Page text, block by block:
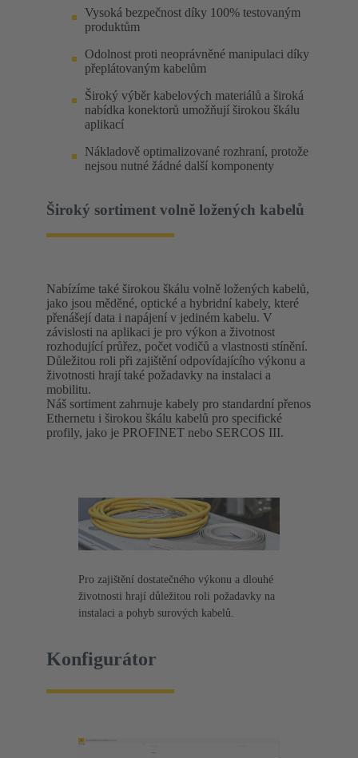
Vysoká bezpečnost díky 100% testovaným
produktům
Odolnost proti neoprávněné manipulaci díky
přeplátovaným kabelům
Široký výběr kabelových materiálů a široká
nabídka konektorů umožňují širokou škálu
aplikací
Nákladově optimalizované rozhraní, protože
nejsou nutné žádné další komponenty
Široký sortiment volně ložených kabelů
Nabízíme také širokou škálu volně ložených kabelů,
jako jsou měděné, optické a hybridní kabely, které
přenášejí data i napájení v jediném kabelu. V
závislosti na aplikaci je pro výkon a životnost
rozhodující průřez, počet vodičů a vlastnosti stínění.
Důležitou roli při zajištění odpovídajícího výkonu a
životnosti hrají také požadavky na instalaci a
mobilitu.
Náš sortiment zahrnuje kabely pro standardní přenos
Ethernetu i širokou škálu kabelů pro specifické
profily, jako je PROFINET nebo SERCOS III.
Pro zajištění dostatečného výkonu a dlouhé
životnosti hrají důležitou roli požadavky na
instalaci a pohyb surových kabelů.
Konfigurátor